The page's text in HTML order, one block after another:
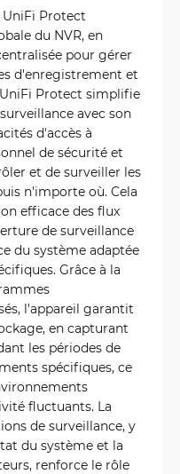
Protect
du NVR, en
pour gérer
d'enregistrement et
Protect simplifie
avec son
d'accès à
de sécurité et
et de surveiller les
n'importe où. Cela
efficace des flux
de surveillance
du système adaptée
Grâce à la
l'appareil garantit
en capturant
les périodes de
spécifiques, ce
fluctuants. La
de surveillance, y
du système et la
renforce le rôle